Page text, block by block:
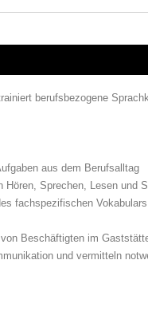
berufsbezogene
aus dem Berufsalltag
Sprechen, Lesen und
fachspezifischen Vokabulars
Beschäftigten im
und vermitteln